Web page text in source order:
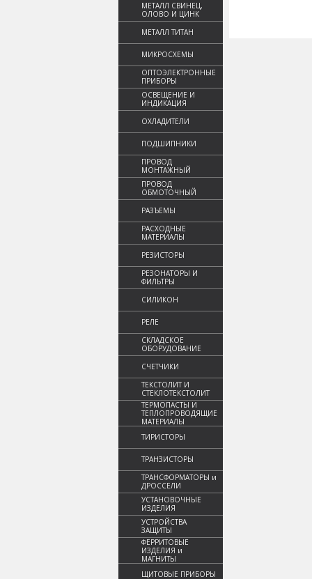
МЕТАЛЛ СВИНЕЦ,
ОЛОВО И ЦИНК
МЕТАЛЛ ТИТАН
МИКРОСХЕМЫ
ОПТОЭЛЕКТРОННЫЕ
ПРИБОРЫ
ОСВЕЩЕНИЕ И
ИНДИКАЦИЯ
ОХЛАДИТЕЛИ
ПОДШИПНИКИ
ПРОВОД
МОНТАЖНЫЙ
ПРОВОД
ОБМОТОЧНЫЙ
РАЗЪЕМЫ
РАСХОДНЫЕ
МАТЕРИАЛЫ
РЕЗИСТОРЫ
РЕЗОНАТОРЫ И
ФИЛЬТРЫ
СИЛИКОН
РЕЛЕ
СКЛАДСКОЕ
ОБОРУДОВАНИЕ
СЧЕТЧИКИ
ТЕКСТОЛИТ И
СТЕКЛОТЕКСТОЛИТ
ТЕРМОПАСТЫ И
ТЕПЛОПРОВОДЯЩИЕ
МАТЕРИАЛЫ
ТИРИСТОРЫ
ТРАНЗИСТОРЫ
ТРАНСФОРМАТОРЫ и
ДРОССЕЛИ
УСТАНОВОЧНЫЕ
ИЗДЕЛИЯ
УСТРОЙСТВА
ЗАЩИТЫ
ФЕРРИТОВЫЕ
ИЗДЕЛИЯ и
МАГНИТЫ
ЩИТОВЫЕ ПРИБОРЫ